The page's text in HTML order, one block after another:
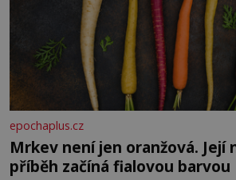
epochaplus.cz
Mrkev není jen oranžová.
příběh začíná fialovou barvou